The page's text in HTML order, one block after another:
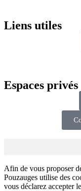
Liens utiles
Espaces privés
Afin de vous proposer
Pouzauges utilise des
vous déclarez accepter